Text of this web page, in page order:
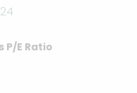
E Ratio